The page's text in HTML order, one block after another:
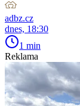
adbz.cz
dnes, 18:30
1 min
Reklama